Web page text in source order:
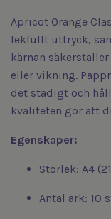
Apricot Orange
lekfullt uttryck,
kärnan
eller vikning.
det stadigt och
kvaliteten gör att
Egenskaper:
Storlek: A4
Antal ark: 10